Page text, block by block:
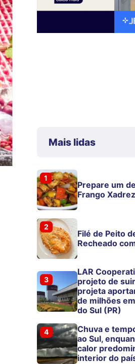
Mais lidas
1
Prepare um
Frango Xadrez
2
Filé de Peito
Recheado
3
LAR
projeto de
projeta
de milhões
do Sul (PR)
4
Chuva e
ao Sul,
calor
interior do